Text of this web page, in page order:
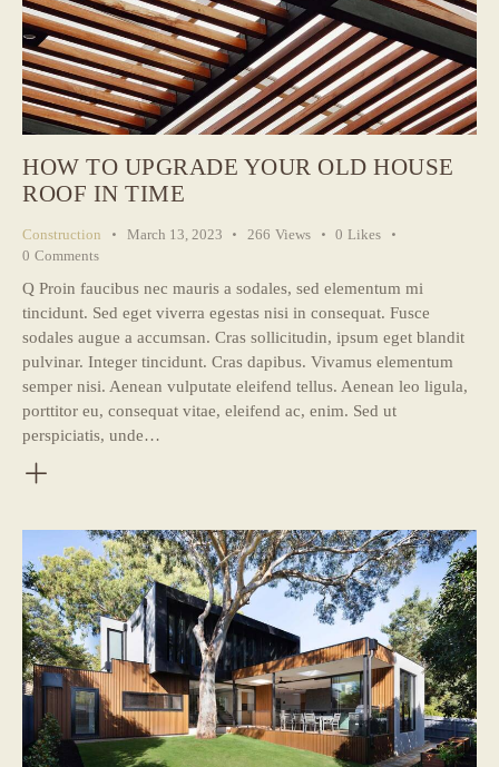
HOW TO UPGRADE YOUR OLD HOUSE
ROOF IN TIME
Construction March 13, 2023 266 Views 0 Likes
0 Comments
Q Proin faucibus nec mauris a sodales, sed elementum mi
tincidunt. Sed eget viverra egestas nisi in consequat. Fusce
sodales augue a accumsan. Cras sollicitudin, ipsum eget blandit
pulvinar. Integer tincidunt. Cras dapibus. Vivamus elementum
semper nisi. Aenean vulputate eleifend tellus. Aenean leo ligula,
porttitor eu, consequat vitae, eleifend ac, enim. Sed ut
perspiciatis, unde…